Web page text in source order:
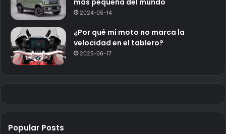
2024-05-14
¿Por qué mi moto no marca la
velocidad en el tablero?
2025-06-17
Popular Posts